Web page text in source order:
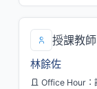
授課教師
林餘佐
Office Hour：